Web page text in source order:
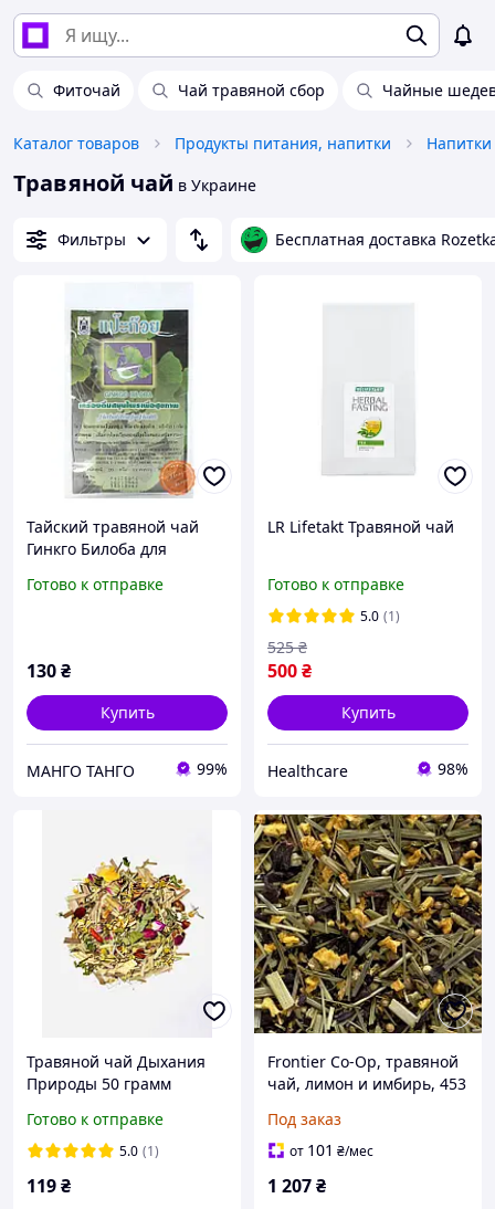
Фиточай Чай травяной сбор Чайные
Каталог товаров Продукты питания, напитки Напитки
Травяной чай в Украине
Фильтры Бесплатная доставка
Тайский травяной чай
Гинкго Билоба для
Готово к отправке
130₴
Купить
МАНГО ТАНГО 99%
LR Lifetakt Травяной чай
Готово к отправке
5.0 (1)
500₴
525 ₴
Купить
Healthcare 98%
Травяной чай Дыхания
Природы 50 грамм
Готово к отправке
5.0 (1)
119₴
Frontier Co-Op, травяной
чай, лимон и имбирь, 453
Под заказ
от 101 ₴/мес
1 207₴